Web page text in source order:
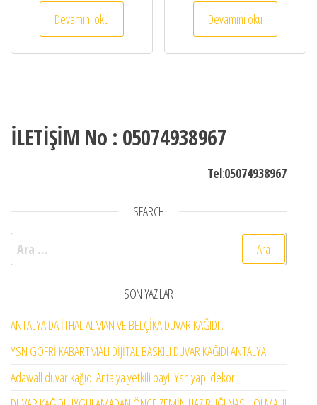
Devamını oku Devamını oku
İLETİŞİM No : 05074938967
Tel:05074938967
SEARCH
Arama:
SON YAZILAR
ANTALYA’DA İTHAL ALMAN VE BELÇİKA DUVAR KAĞIDI .
YSN GOFRİ KABARTMALI DİJİTAL BASKILI DUVAR KAĞIDI ANTALYA
Adawall duvar kağıdı Antalya yetkili bayii Ysn yapı dekor